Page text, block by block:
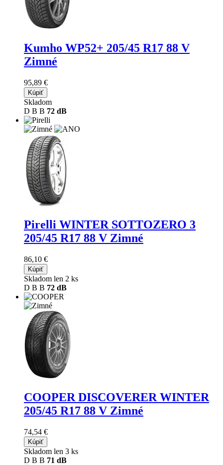
Kumho WP52+ 205/45 R17 88 V
Zimné
95,89 €
Kúpiť
Skladom
D B B 72 dB
Pirelli WINTER SOTTOZERO 3
205/45 R17 88 V Zimné
86,10 €
Kúpiť
Skladom len 2 ks
D B B 72 dB
COOPER DISCOVERER WINTER
205/45 R17 88 V Zimné
74,54 €
Kúpiť
Skladom len 3 ks
D B B 71 dB